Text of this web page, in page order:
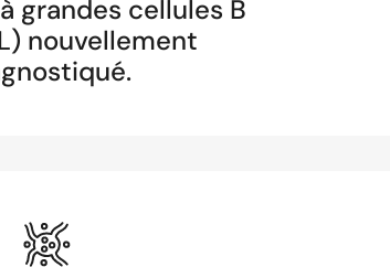
grandes cellules B
nouvellement